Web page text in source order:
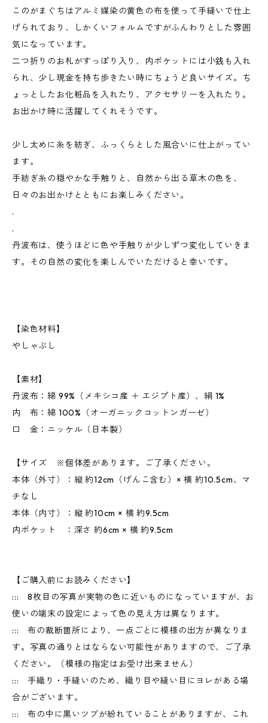
このがまぐちはアルミ媒染の黄色の布を使って手縫いで仕上
げられており、しかくいフォルムですがふんわりとした雰囲
気になっています。
二つ折りのお札がすっぽり入り、内ポケットには小銭も入れ
られ、少し現金を持ち歩きたい時にちょうど良いサイズ。ち
ょっとしたお化粧品を入れたり、アクセサリーを入れたり。
お出かけ時に活躍してくれそうです。
少し太めに糸を紡ぎ、ふっくらとした風合いに仕上がってい
ます。
手紡ぎ糸の穏やかな手触りと、自然から出る草木の色を、
日々のお出かけとともにお楽しみください。
.
.
丹波布は、使うほどに色や手触りが少しずつ変化していきま
す。その自然の変化を楽しんでいただけると幸いです。
【染色材料】
やしゃぶし
【素材】
丹波布：綿 99%（メキシコ産 ＋ エジプト産）、絹 1%
内 布：綿 100%（オーガニックコットンガーゼ）
口 金：ニッケル（日本製）
【サイズ ※個体差があります。ご了承ください。
本体（外寸）：縦 約12cm（げんこ含む）× 横 約10.5cm、マ
チなし
本体（内寸）：縦 約10cm × 横 約9.5cm
内ポケット ：深さ 約6cm × 横 約9.5cm
【ご購入前にお読みください】
::: 8枚目の写真が実物の色に近いものになっていますが、お
使いの端末の設定によって色の見え方は異なります。
::: 布の裁断箇所により、一点ごとに模様の出方が異なりま
す。写真の通りとはならない可能性がありますので、ご了承
ください。（模様の指定はお受け出来ません）
::: 手織り・手縫いのため、織り目や縫い目にヨレがある場
合がございます。
::: 布の中に黒いツブが紛れていることがありますが、これ